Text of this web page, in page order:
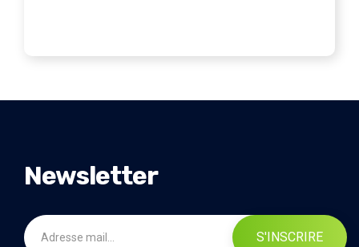
Newsletter
S'INSCRIRE